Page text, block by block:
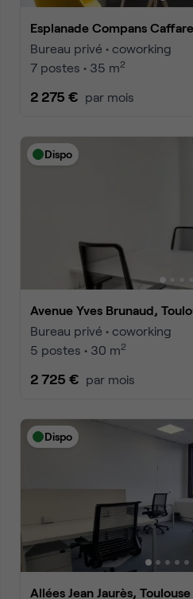
Esplanade Compans
Bureau privé • coworking
7 postes • 35 m2
2 275 € par mois
Dispo
Avenue Yves Brunaud,
Bureau privé • coworking
5 postes • 30 m2
2 725 € par mois
Dispo
Allées Jean Jaurès, Toulouse